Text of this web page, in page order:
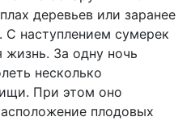
деревьев или заранее
С наступлением сумерек
жизнь. За одну ночь
несколько
При этом оно
плодовых